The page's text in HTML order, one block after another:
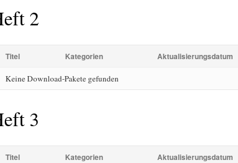
2
Titel Kategorien Aktualisierungsdatum
Keine Download-Pakete gefunden
3
Titel Kategorien Aktualisierungsdatum